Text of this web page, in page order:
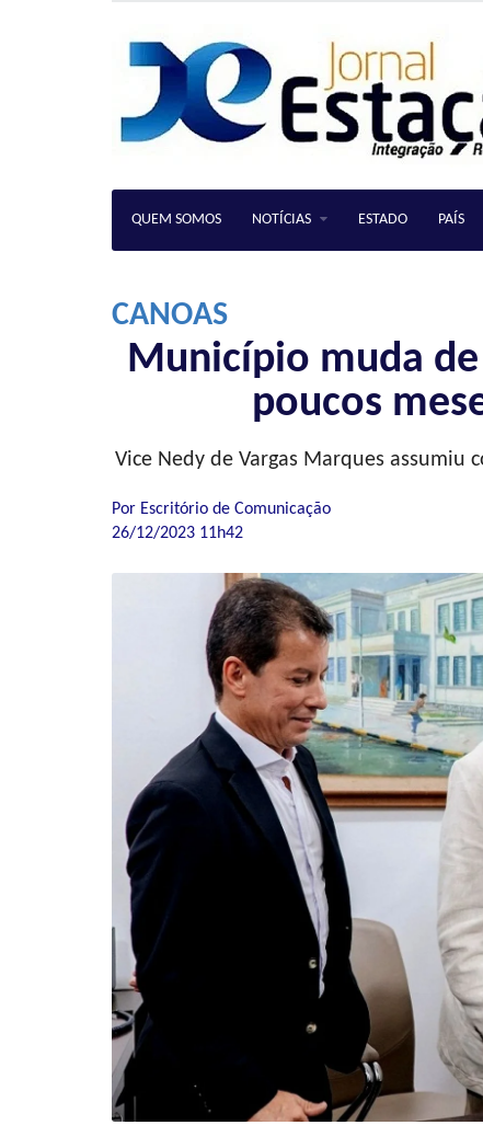
QUEM SOMOS NOTÍCIAS ESTADO PAÍS
CANOAS
Município muda
poucos
Vice Nedy de Vargas Marques
Por Escritório de Comunicação
26/12/2023 11h42